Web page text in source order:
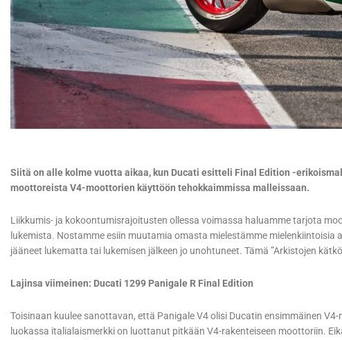
Siitä on alle kolme vuotta aikaa, kun Ducati esitteli Final Edition -
moottoreista V4-moottorien käyttöön tehokkaimmissa malleissaan.
Liikkumis- ja kokoontumisrajoitusten ollessa voimassa haluamme tarjota
lukemista. Nostamme esiin muutamia omasta mielestämme
jääneet lukematta tai lukemisen jälkeen jo unohtuneet. Tämä ”Arkistojen
Lajinsa viimeinen: Ducati 1299 Panigale R Final Edition
Toisinaan kuulee sanottavan, että Panigale V4 olisi Ducatin ensimmäinen
luokassa italialaismerkki on luottanut pitkään V4-rakenteiseen moottoriin.